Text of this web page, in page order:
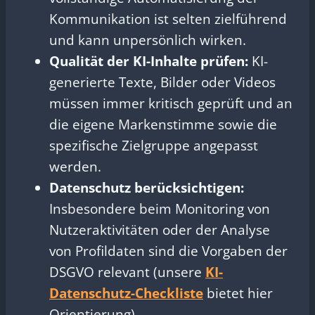
Kommunikation ist selten zielführend
und kann unpersönlich wirken.
Qualität der KI-Inhalte prüfen: KI-
generierte Texte, Bilder oder Videos
müssen immer kritisch geprüft und an
die eigene Markenstimme sowie die
spezifische Zielgruppe angepasst
werden.
Datenschutz berücksichtigen:
Insbesondere beim Monitoring von
Nutzeraktivitäten oder der Analyse
von Profildaten sind die Vorgaben der
DSGVO relevant (unsere KI-
Datenschutz-Checkliste bietet hier